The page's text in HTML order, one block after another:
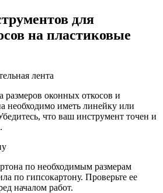
для
на пластиковые
лента
размеров оконных откосов и
необходимо иметь линейку или
что ваш инструмент точен и
по необходимым размерам
по гипсокартону. Проверьте ее
началом работ.